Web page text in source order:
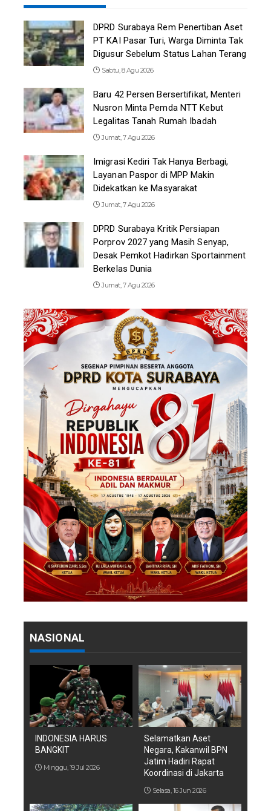
DPRD Surabaya Rem Penertiban Aset
PT KAI Pasar Turi, Warga Diminta Tak
Digusur Sebelum Status Lahan Terang
Sabtu, 8 Agu 2026
Baru 42 Persen Bersertifikat, Menteri
Nusron Minta Pemda NTT Kebut
Legalitas Tanah Rumah Ibadah
Jumat, 7 Agu 2026
Imigrasi Kediri Tak Hanya Berbagi,
Layanan Paspor di MPP Makin
Didekatkan ke Masyarakat
Jumat, 7 Agu 2026
DPRD Surabaya Kritik Persiapan
Porprov 2027 yang Masih Senyap,
Desak Pemkot Hadirkan Sportainment
Berkelas Dunia
Jumat, 7 Agu 2026
NASIONAL
INDONESIA HARUS
BANGKIT
Minggu, 19 Jul 2026
Selamatkan Aset
Negara, Kakanwil BPN
Jatim Hadiri Rapat
Koordinasi di Jakarta
Selasa, 16 Jun 2026